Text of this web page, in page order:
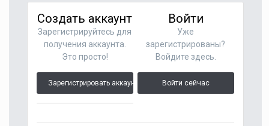
Создать аккаунт
Зарегистрируйтесь для
получения аккаунта.
Это просто!
Зарегистрировать аккаунт
Войти
Уже
зарегистрированы?
Войдите здесь.
Войти сейчас